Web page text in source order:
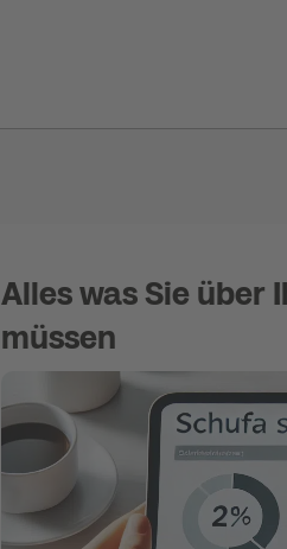
Alles was Sie über
müssen